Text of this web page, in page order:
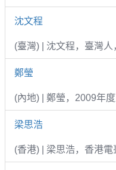
沈文程
(臺灣) | 沈文程，臺灣人
鄭瑩
(內地) | 鄭瑩，2009年
梁思浩
(香港) | 梁思浩，香港